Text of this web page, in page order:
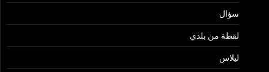
سؤال
لقطة من بلدي
ليلاس